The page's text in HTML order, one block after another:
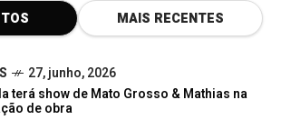
MAIS RECENTES
27, junho, 2026
terá show de Mato Grosso & Mathias na
de obra